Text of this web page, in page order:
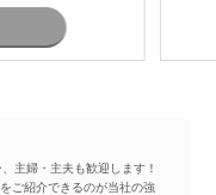
主婦・主夫も歓迎します！
ご紹介できるのが当社の強